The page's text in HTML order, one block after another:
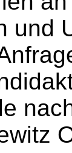
und